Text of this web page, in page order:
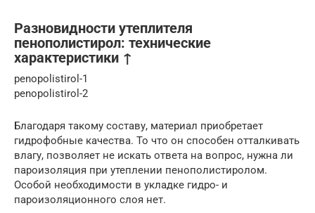
Разновидности утеплителя
пенополистирол: технические
характеристики ↑
penopolistirol-1
penopolistirol-2
Благодаря такому составу, материал приобретает
гидрофобные качества. То что он способен отталкивать
влагу, позволяет не искать ответа на вопрос, нужна ли
пароизоляция при утеплении пенополистиролом.
Особой необходимости в укладке гидро- и
пароизоляционного слоя нет.